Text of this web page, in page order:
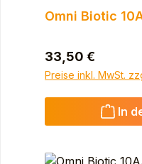
Omni Biotic
Regulärer Preis:
33,50 €
Preise inkl. MwSt.
In